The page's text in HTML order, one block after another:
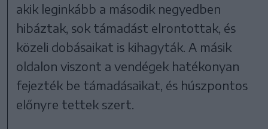
akik leginkább a második negyedben
hibáztak, sok támadást elrontottak, és
közeli dobásaikat is kihagyták. A másik
oldalon viszont a vendégek hatékonyan
fejezték be támadásaikat, és húszpontos
előnyre tettek szert.